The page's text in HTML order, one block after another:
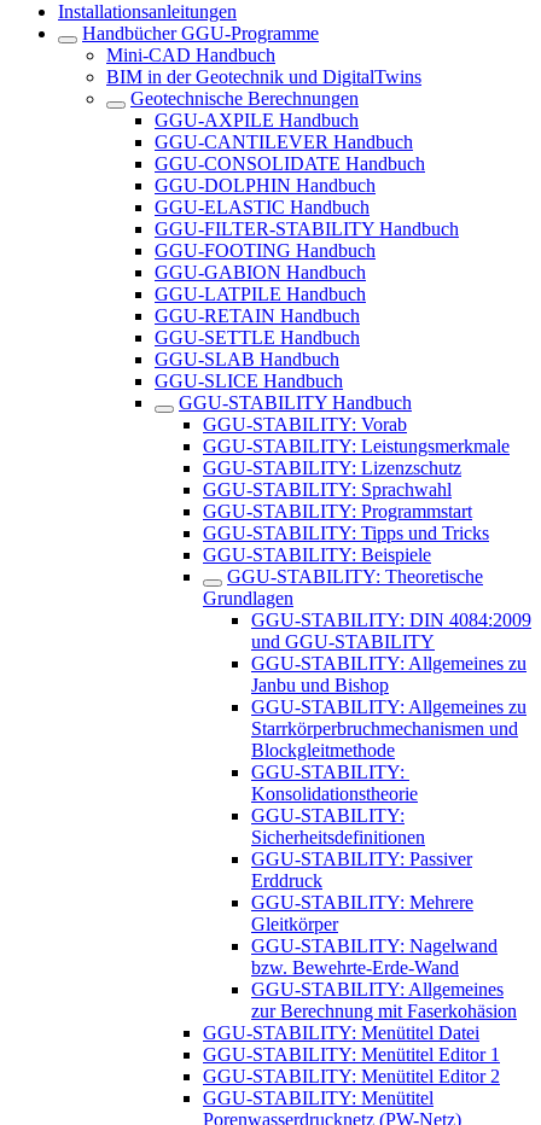
Installationsanleitungen
Handbücher GGU-Programme
Mini-CAD Handbuch
BIM in der Geotechnik und DigitalTwins
Geotechnische Berechnungen
GGU-AXPILE Handbuch
GGU-CANTILEVER Handbuch
GGU-CONSOLIDATE Handbuch
GGU-DOLPHIN Handbuch
GGU-ELASTIC Handbuch
GGU-FILTER-STABILITY Handbuch
GGU-FOOTING Handbuch
GGU-GABION Handbuch
GGU-LATPILE Handbuch
GGU-RETAIN Handbuch
GGU-SETTLE Handbuch
GGU-SLAB Handbuch
GGU-SLICE Handbuch
GGU-STABILITY Handbuch
GGU-STABILITY: Vorab
GGU-STABILITY: Leistungsmerkmale
GGU-STABILITY: Lizenzschutz
GGU-STABILITY: Sprachwahl
GGU-STABILITY: Programmstart
GGU-STABILITY: Tipps und Tricks
GGU-STABILITY: Beispiele
GGU-STABILITY: Theoretische
Grundlagen
GGU-STABILITY: DIN 4084:2009
und GGU-STABILITY
GGU-STABILITY: Allgemeines zu
Janbu und Bishop
GGU-STABILITY: ​Allgemeines zu
Starrkörperbruchmechanismen und
Blockgleitmethode
GGU-STABILITY: ​
Konsolidationstheorie
GGU-STABILITY:
Sicherheitsdefinitionen
GGU-STABILITY: Passiver
Erddruck
GGU-STABILITY: Mehrere
Gleitkörper
GGU-STABILITY: Nagelwand
bzw. Bewehrte-Erde-Wand
GGU-STABILITY: ​Allgemeines
zur Berechnung mit Faserkohäsion
GGU-STABILITY: Menütitel Datei
GGU-STABILITY: Menütitel Editor 1
GGU-STABILITY: Menütitel Editor 2
GGU-STABILITY: Menütitel
Porenwasserdrucknetz (PW-Netz)